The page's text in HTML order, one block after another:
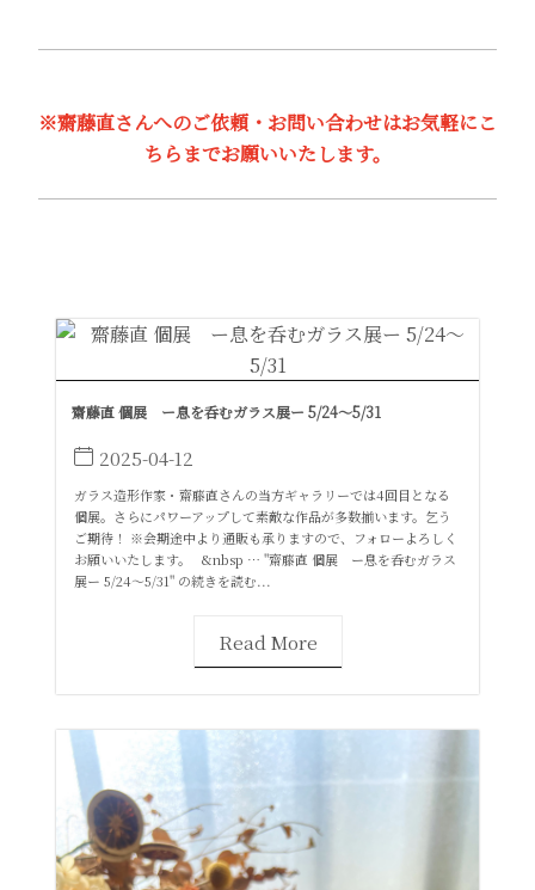
※齋藤直さんへのご依頼・お問い合わせはお気軽にこ
ちらまでお願いいたします。
齋藤直 個展 ー息を呑むガラス展ー 5/24～5/31
2025-04-12
ガラス造形作家・齋藤直さんの当方ギャラリーでは4回目となる
個展。さらにパワーアップして素敵な作品が多数揃います。乞う
ご期待！ ※会期途中より通販も承りますので、フォローよろしく
お願いいたします。 &nbsp … "齋藤直 個展 ー息を呑むガラス
展ー 5/24～5/31" の続きを読む...
Read More